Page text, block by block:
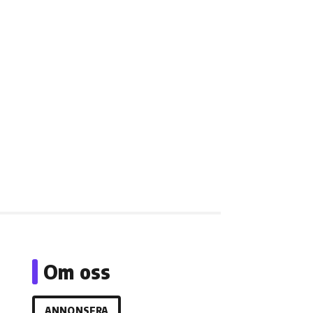
Om oss
ANNONSERA